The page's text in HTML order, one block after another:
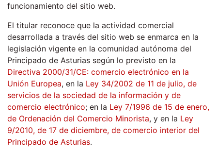
funcionamiento del sitio web.
El titular reconoce que la actividad comercial
desarrollada a través del sitio web se enmarca en la
legislación vigente en la comunidad autónoma del
Principado de Asturias según lo previsto en la
Directiva 2000/31/CE: comercio electrónico en la
Unión Europea, en la Ley 34/2002 de 11 de julio, de
servicios de la sociedad de la información y de
comercio electrónico; en la Ley 7/1996 de 15 de enero,
de Ordenación del Comercio Minorista, y en la Ley
9/2010, de 17 de diciembre, de comercio interior del
Principado de Asturias.